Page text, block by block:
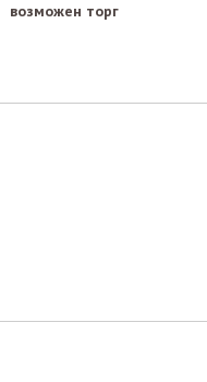
возможен торг